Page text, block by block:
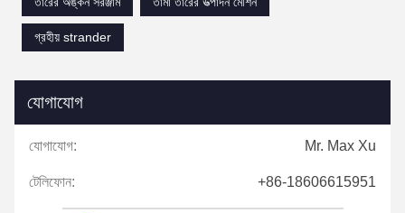
গ্রহীয় strander
যোগাযোগ
যোগাযোগ: Mr. Max Xu
টেলিফোন: +86-18606615951